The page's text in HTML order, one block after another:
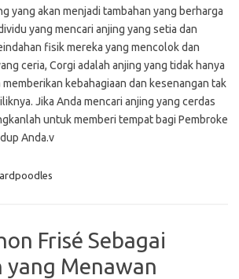
yang akan menjadi tambahan yang berharga
yang mencari anjing yang setia dan
fisik mereka yang mencolok dan
ceria, Corgi adalah anjing yang tidak hanya
kebahagiaan dan kesenangan tak
Jika Anda mencari anjing yang cerdas
untuk memberi tempat bagi Pembroke
Anda.v
Frisé Sebagai
yang Menawan